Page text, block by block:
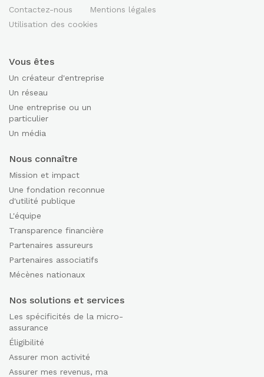
Vous êtes
Un créateur d'entreprise
Un réseau
Une entreprise ou un
particulier
Un média
Nous connaître
Mission et impact
Une fondation reconnue
d'utilité publique
L'équipe
Transparence financière
Partenaires assureurs
Partenaires associatifs
Mécènes nationaux
Nos solutions et services
Les spécificités de la micro-
assurance
Éligibilité
Assurer mon activité
Assurer mes revenus, ma
Contactez-nous
Mentions légales
Utilisation des cookies